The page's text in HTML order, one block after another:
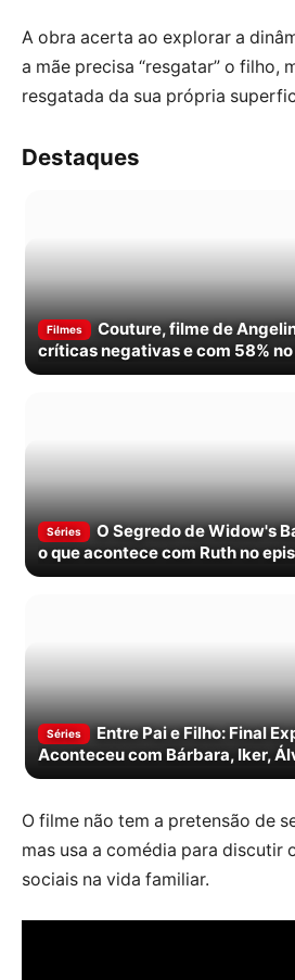
A obra acerta ao explorar a
a mãe precisa “resgatar” o filho,
resgatada da sua própria
Destaques
Filmes
Couture, filme de
críticas negativas e com 58%
Séries
O Segredo de Widow's
o que acontece com Ruth no
Séries
Entre Pai e Filho: Final
Aconteceu com Bárbara, Iker,
O filme não tem a pretensão de
mas usa a comédia para discutir
sociais na vida familiar.